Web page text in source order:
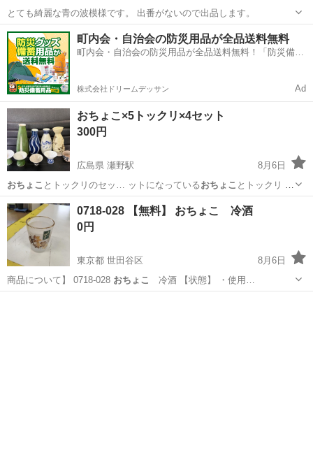
とても綺麗な青の波模様です。 出番がないので出品します。
大阪 大阪市 加島駅 食器
町内会・自治会の防災用品が全品送料無料
町内会・自治会の防災用品が全品送料無料！「防災備蓄
株式会社ドリームデッサン Ad
おちょこ×5トックリ×4セット
300円
広島県 瀬野駅
8月6日
おちょこ とトックリのセッ… ットになっているおちょこ とトックリ お
ち…
広島 広島市 食器
0718-028 【無料】 おちょこ 冷酒
0円
東京都 世田谷区
8月6日
商品について】 0718-028 おちょこ 冷酒 【状態】 ・使用…